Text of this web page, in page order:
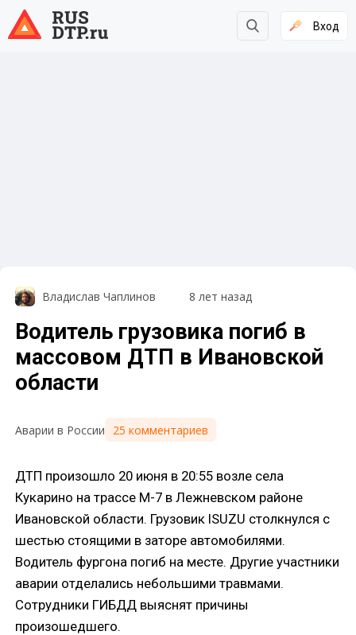
Вход
Владислав Чаплинов 8 лет назад
Водитель грузовика погиб в
массовом ДТП в Ивановской
области
Аварии в России 25 комментариев
ДТП произошло 20 июня в 20:55 возле села
Кукарино на трассе М-7 в Лежневском районе
Ивановской области. Грузовик ISUZU столкнулся с
шестью стоящими в заторе автомобилями.
Водитель фургона погиб на месте. Другие участники
аварии отделались небольшими травмами.
Сотрудники ГИБДД выяснят причины
произошедшего.